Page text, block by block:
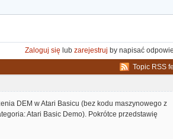
Zaloguj się lub zarejestruj by napisać
Topic RSS
DEM w Atari Basicu (bez kodu maszynowego z
Atari Basic Demo). Pokrótce przedstawię